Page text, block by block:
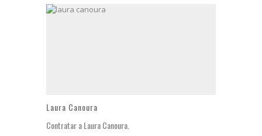
Shows via streaming
Laura Canoura
Contratar a Laura Canoura.